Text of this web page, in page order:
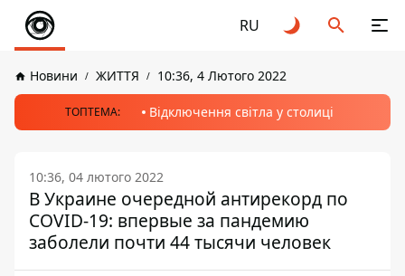
RU
Новини ЖИТТЯ 10:36, 4 Лютого 2022
ТОПТЕМА: Відключення світла у столиці
10:36, 04 лютого 2022
В Украине очередной антирекорд по
COVID-19: впервые за пандемию
заболели почти 44 тысячи человек